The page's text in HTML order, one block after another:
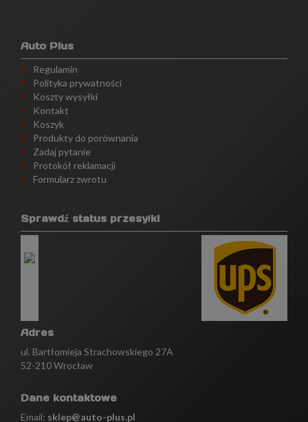
Auto Plus
Regulamin
Polityka prywatności
Koszty wysyłki
Kontakt
Koszyk
Produkty do porównania
Zadaj pytanie
Protokół reklamacji
Formularz zwrotu
Sprawdź status przesyłki
Adres
ul. Bartłomieja Strachowskiego 27A
52-210 Wrocław
Dane kontaktowe
Email: sklep@auto-plus.pl